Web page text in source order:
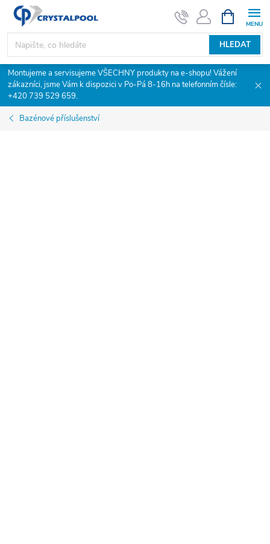
Přejít
obsah
HLEDAT
NÁKUPNÍ
KOŠÍK
Montujeme a servisujeme VŠECHNY produkty na e-shopu! Vážení
zákazníci, jsme Vám k dispozici v Po-Pá 8-16h na telefonním čísle:
+420 739 529 659.
Bazénové příslušenství